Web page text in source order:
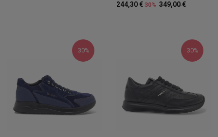
349,00 €
244,30 € 30%
30% 30%